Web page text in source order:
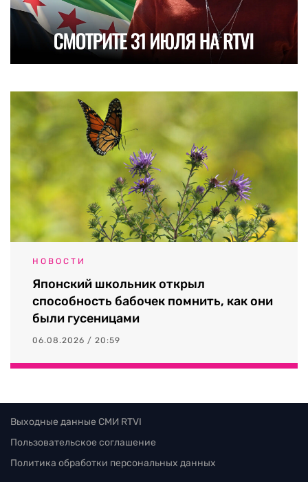
НОВОСТИ
Японский школьник открыл
способность бабочек помнить, как они
были гусеницами
06.08.2026 / 20:59
Выходные данные СМИ RTVI
Пользовательское соглашение
Политика обработки персональных данных